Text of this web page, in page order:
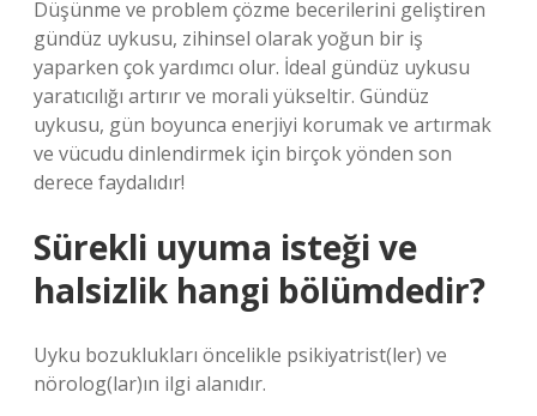
Düşünme ve problem çözme becerilerini geliştiren
gündüz uykusu, zihinsel olarak yoğun bir iş
yaparken çok yardımcı olur. İdeal gündüz uykusu
yaratıcılığı artırır ve morali yükseltir. Gündüz
uykusu, gün boyunca enerjiyi korumak ve artırmak
ve vücudu dinlendirmek için birçok yönden son
derece faydalıdır!
Sürekli uyuma isteği ve
halsizlik hangi bölümdedir?
Uyku bozuklukları öncelikle psikiyatrist(ler) ve
nörolog(lar)ın ilgi alanıdır.